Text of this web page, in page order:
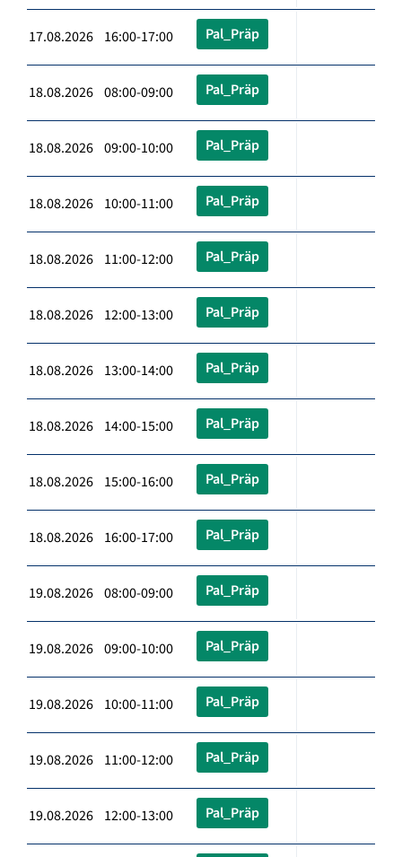
17.08.2026 16:00-17:00 Pal_Präp
18.08.2026 08:00-09:00 Pal_Präp
18.08.2026 09:00-10:00 Pal_Präp
18.08.2026 10:00-11:00 Pal_Präp
18.08.2026 11:00-12:00 Pal_Präp
18.08.2026 12:00-13:00 Pal_Präp
18.08.2026 13:00-14:00 Pal_Präp
18.08.2026 14:00-15:00 Pal_Präp
18.08.2026 15:00-16:00 Pal_Präp
18.08.2026 16:00-17:00 Pal_Präp
19.08.2026 08:00-09:00 Pal_Präp
19.08.2026 09:00-10:00 Pal_Präp
19.08.2026 10:00-11:00 Pal_Präp
19.08.2026 11:00-12:00 Pal_Präp
19.08.2026 12:00-13:00 Pal_Präp